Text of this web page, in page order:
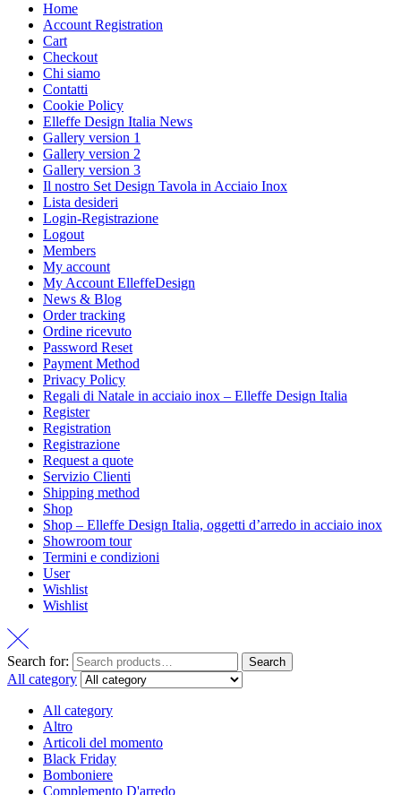
Home
Account Registration
Cart
Checkout
Chi siamo
Contatti
Cookie Policy
Elleffe Design Italia News
Gallery version 1
Gallery version 2
Gallery version 3
Il nostro Set Design Tavola in Acciaio Inox
Lista desideri
Login-Registrazione
Logout
Members
My account
My Account ElleffeDesign
News & Blog
Order tracking
Ordine ricevuto
Password Reset
Payment Method
Privacy Policy
Regali di Natale in acciaio inox – Elleffe Design Italia
Register
Registration
Registrazione
Request a quote
Servizio Clienti
Shipping method
Shop
Shop – Elleffe Design Italia, oggetti d’arredo in acciaio inox
Showroom tour
Termini e condizioni
User
Wishlist
Wishlist
Search for: Search
All category
All category
Altro
Articoli del momento
Black Friday
Bomboniere
Complemento D'arredo